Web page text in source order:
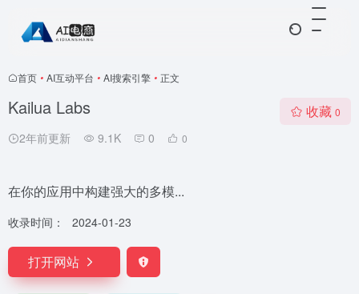
首页 • AI互动平台 • AI搜索引擎 • 正文
Kailua Labs
2年前更新 9.1K 0 0
收藏 0
在你的应用中构建强大的多模...
收录时间： 2024-01-23
打开网站